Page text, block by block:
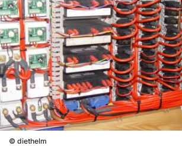
© diethelm